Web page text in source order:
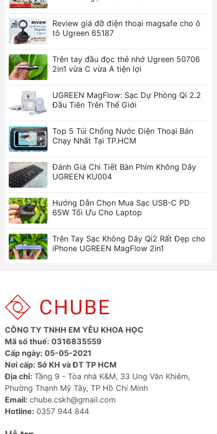
mang lại độ bền và tuổi thọ cao cho sản
phẩm.
Chiều dài linh hoạt:Có sẵn các tùy chọn chiều
dài từ 0.25m đến 1m, phù hợp với nhiều nhu
cầu sử dụng.
Thiết kế nhỏ gọn:Dễ dàng mang theo và sử
dụng trong mọi không gian.
Ảnh sản phẩm
Review giá đỡ điện thoại magsafe cho ô
tô Ugreen 65187
Trên tay đầu đọc thẻ nhớ Ugreen 50706
2in1 vừa C vừa A tiện lợi
UGREEN MagFlow: Sạc Dự Phòng Qi 2.2
Đầu Tiên Trên Thế Giới
Top 5 Túi Chống Nước Điện Thoại Bán
Chạy Nhất Tại TP.HCM
Đánh Giá Chi Tiết Bàn Phím Không Dây
UGREEN KU004
Hướng Dẫn Chọn Mua Sạc USB-C PD
65W Tối Ưu Cho Laptop
Trên Tay Sạc Không Dây Qi2 Rất Đẹp cho
iPhone UGREEN MagFlow 2in1
CÔNG TY TNHH EM YÊU KHOA HỌC
Mã số thuế: 0316835559
Cấp ngày: 05-05-2021
Nơi cấp: Sở KH và ĐT TP HCM
Địa chỉ: Tầng 9 - Tòa nhà K&M, 33 Ung Văn Khiêm,
Phường Thạnh Mỹ Tây, TP Hồ Chí Minh
Email: chube.cskh@gmail.com
Hotline: 0357 944 844